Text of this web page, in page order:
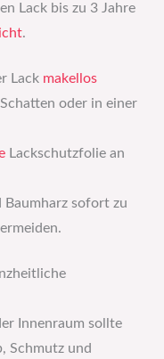
Lack bis zu 3 Jahre
.
Lack makellos
oder in einer
Lackschutzfolie an
Baumharz sofort zu
Innenraum sollte
Schmutz und